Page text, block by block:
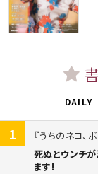
DAILY
1
うちのネコ、
死ぬとウンチ
ます!